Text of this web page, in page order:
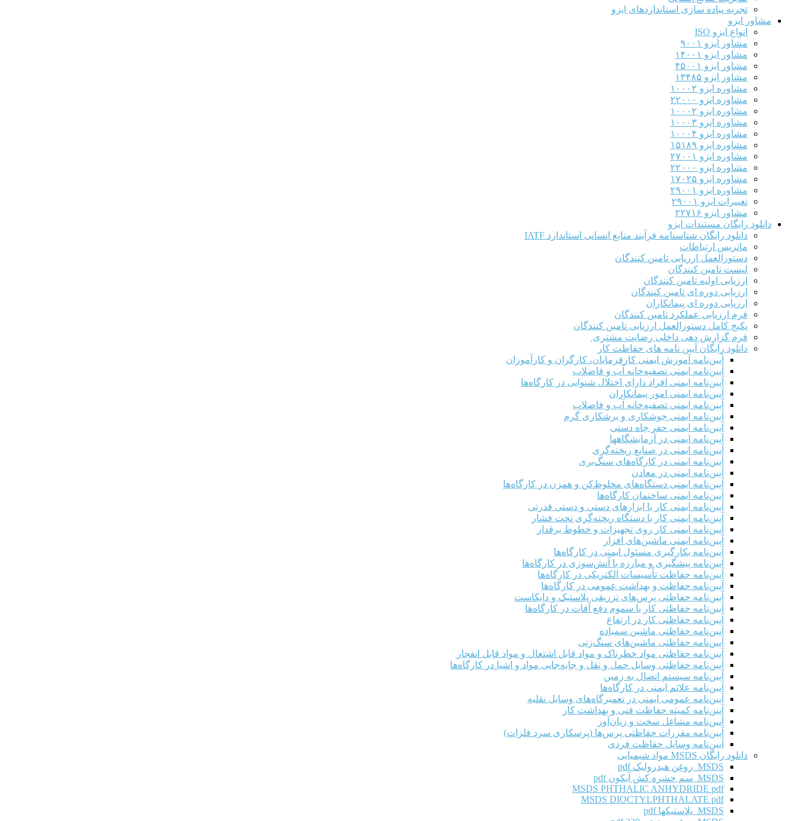
تجربه پیاده سازی استانداردهای ایزو
مشاور ایزو
انواع ایزو ISO
مشاور ایزو ۹۰۰۱
مشاور ایزو ۱۴۰۰۱
مشاور ایزو ۴۵۰۰۱
مشاور ایزو ۱۳۴۸۵
مشاوره ایزو ۱۰۰۰۲
مشاوره ایزو ۲۲۰۰۰
مشاوره ایزو ۱۰۰۰۲
مشاوره ایزو ۱۰۰۰۳
مشاوره ایزو ۱۰۰۰۴
مشاوره ایزو ۱۵۱۸۹
مشاوره ایزو ۲۷۰۰۱
مشاوره ایزو ۲۲۰۰۰
مشاوره ایزو ۱۷۰۲۵
مشاوره ایزو ۲۹۰۰۱
تغییرات ایزو ۲۹۰۰۱
مشاور ایزو ۲۲۷۱۶
دانلود رایگان مستندات ایزو
دانلود رایگان شناسنامه فرآیند منابع انسانی استاندارد IATF
ماتریس ارتباطات
دستورالعمل ارزیابی تامین کنندگان
لیست تامین کنندگان
ارزیابی اولیه تامین کنندگان
ارزیابی دوره ای تامین کنندگان
ارزیابی دوره ای پیمانکاران
فرم ارزيابی عملکرد تامین کنندگان
پکیج کامل دستورالعمل ارزیابی تامین کنندگان
فرم گزارش دهی داخلی رضایت مشتری
دانلود رایگان آیین نامه های حفاظت کار
آیین‌نامه آموزش ایمنی کارفرمایان، کارگران و کارآموزان
آیین‌نامه ایمنی تصفیه‌خانه آب و فاضلاب
آیین‌نامه ایمنی افراد دارای اختلال شنوایی در کارگاه‌ها
آیین‌نامه ایمنی امور پیمانکاران
آیین‌نامه ایمنی تصفیه‌خانه آب و فاضلاب
آیین‌نامه ایمنی جوشکاری و برشکاری گرم
آیین‌نامه ایمنی حفر چاه دستی
آیین‌نامه ایمنی در آزمایشگاهها
آیین‌نامه ایمنی در صنایع ریخته‌گری
آیین‌نامه ایمنی در کارگاه‌های سنگ‌بری
آیین‌نامه ایمنی در معادن
آیین‌نامه ایمنی دستگاه‌های مخلوط‌کن و همزن در کارگاه‌ها
آیین‌نامه ایمنی ساختمان کارگاه‌ها
آیین‌نامه ایمنی کار با ابزارهای دستی و دستی قدرتی
آیین‌نامه ایمنی کار با دستگاه ریخته‌گری تحت فشار
آیین‌نامه ایمنی کار روی تجهیزات و خطوط برقدار
آیین‌نامه ایمنی ماشین‌های افزار
آیین‌نامه بکارگیری مسئول ایمنی در کارگاه‌ها
آیین‌نامه پیشگیری و مبارزه با آتش‌سوزی در کارگاه‌ها
آیین‌نامه حفاظت تأسیسات الکتریکی در کارگاه‌ها
آیین‌نامه حفاظت و بهداشت عمومی در کارگاه‌ها
آیین‌نامه حفاظتی پرس‌های تزریقی پلاستیک و دایکاست
آیین‌نامه حفاظتی کار با سموم دفع آفات در کارگاه‌ها
آیین‌نامه حفاظتی کار در ارتفاع
آیین‌نامه حفاظتی ماشین سمباده
آیین‌نامه حفاظتی ماشین‌های سنگ‌زنی
آیین‌نامه حفاظتی مواد خطرناک و مواد قابل اشتعال و مواد قابل انفجار
آیین‌نامه حفاظتی وسایل حمل و نقل و جابه‌جایی مواد و اشیا در کارگاه‌ها
آیین‌نامه سیستم اتصال به زمین
آیین‌نامه علائم ایمنی در کارگاه‌ها
آیین‌نامه عمومی ایمنی در تعمیرگاه‌های وسایل نقلیه
آیین‌نامه کمیته حفاظت فنی و بهداشت کار
آیین‌نامه مشاغل سخت و زیان‌آور
آیین‌نامه مقررات حفاظتی پرس‌ها (پرسکاری سرد فلزات)
آیین‌نامه وسایل حفاظت فردی
دانلود رایگان MSDS مواد شیمیایی
MSDS روغن هیدرولیک pdf
MSDS سم حشره کش آیکون pdf
MSDS PHTHALIC ANHYDRIDE pdf
MSDS DIOCTYLPHTHALATE pdf
MSDS پلاستیکها pdf